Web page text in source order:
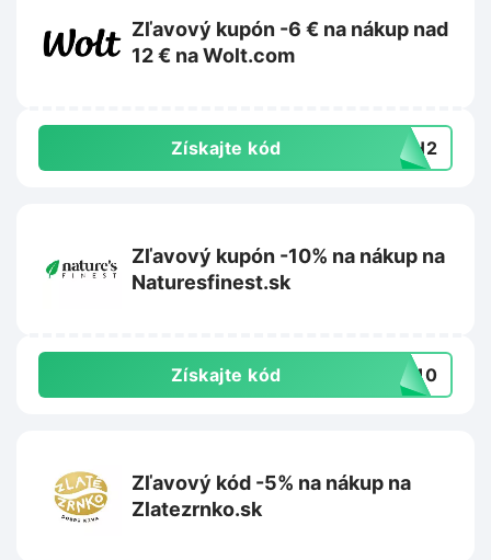
Zľavový kupón -6 € na nákup nad
12 € na Wolt.com
Získajte kód 26H2
Zľavový kupón -10% na nákup na
Naturesfinest.sk
Získajte kód ME10
Zľavový kód -5% na nákup na
Zlatezrnko.sk